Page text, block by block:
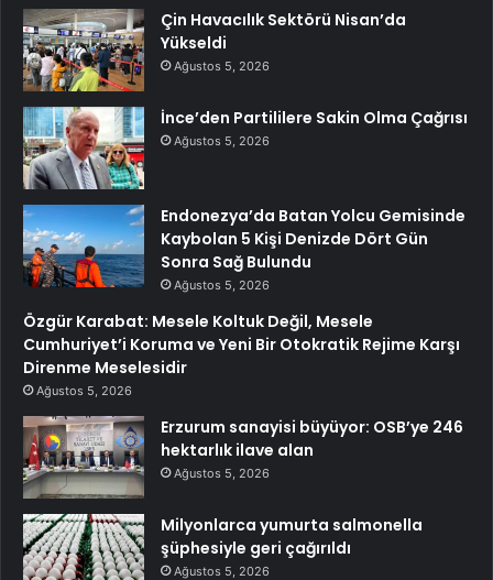
Çin Havacılık Sektörü Nisan’da
Yükseldi
Ağustos 5, 2026
İnce’den Partililere Sakin Olma Çağrısı
Ağustos 5, 2026
Endonezya’da Batan Yolcu Gemisinde
Kaybolan 5 Kişi Denizde Dört Gün
Sonra Sağ Bulundu
Ağustos 5, 2026
Özgür Karabat: Mesele Koltuk Değil, Mesele
Cumhuriyet’i Koruma ve Yeni Bir Otokratik Rejime Karşı
Direnme Meselesidir
Ağustos 5, 2026
Erzurum sanayisi büyüyor: OSB’ye 246
hektarlık ilave alan
Ağustos 5, 2026
Milyonlarca yumurta salmonella
şüphesiyle geri çağırıldı
Ağustos 5, 2026